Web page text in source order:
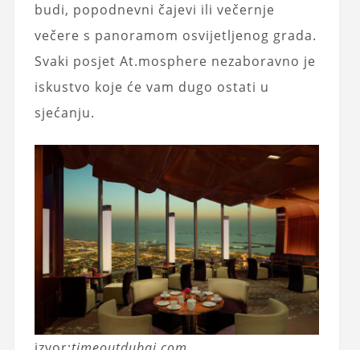
budi, popodnevni čajevi ili večernje
večere s panoramom osvijetljenog grada.
Svaki posjet At.mosphere nezaboravno je
iskustvo koje će vam dugo ostati u
sjećanju.